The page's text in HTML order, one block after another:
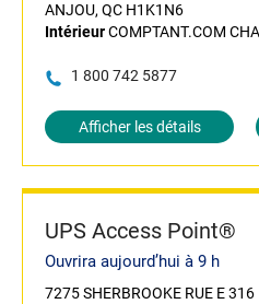
ANJOU, QC H1K1N6
IntérieurCOMPTANT.COM
1 800 742 5877
Afficher les détails
UPS Access Point®
Ouvrira aujourd’hui à 9 h
7275 SHERBROOKE RUE E 316